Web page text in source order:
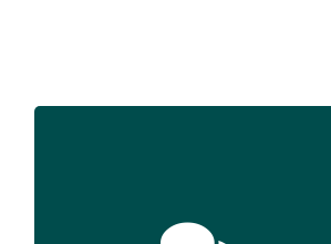
tout examen permettant de